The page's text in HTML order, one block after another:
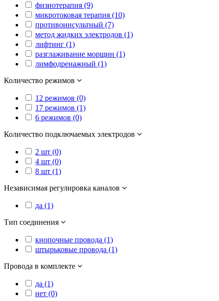
физиотерапия (9)
микротоковая терапия (10)
противоинсультный (7)
метод жидких электродов (1)
лифтинг (1)
разглаживание морщин (1)
лимфодренажный (1)
Количество режимов
12 режимов (0)
17 режимов (1)
6 режимов (0)
Количество подключаемых электродов
2 шт (0)
4 шт (0)
8 шт (1)
Независимая регулировка каналов
да (1)
Тип соединения
кнопочные провода (1)
штырьковые провода (1)
Провода в комплекте
да (1)
нет (0)